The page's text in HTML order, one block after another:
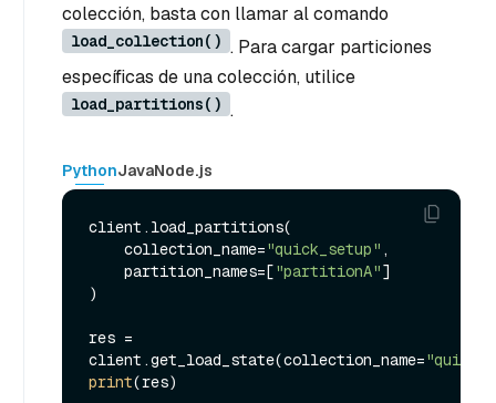
colección, basta con llamar al comando
load_collection() . Para cargar particiones
específicas de una colección, utilice
load_partitions() .
PythonJavaNode.js
client.load_partitions(
    collection_name=
"quick_setup" ,
    partition_names=[
"partitionA"]
)
res =
client.get_load_state(collection_name=
print(res)